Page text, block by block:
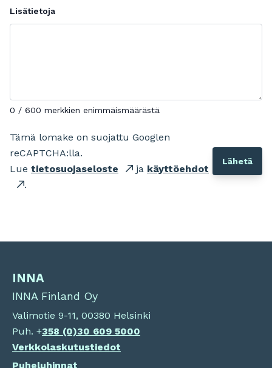
Lisätietoja
0 / 600 merkkien enimmäismäärästä
Tämä lomake on suojattu Googlen
reCAPTCHA:lla.
Lue tietosuojaseloste ja käyttöehdot
.
INNA
INNA Finland Oy
Valimotie 9-11, 00380 Helsinki
Puh. +358 (0)30 609 5000
Verkkolaskutustiedot
Puheluhinnat